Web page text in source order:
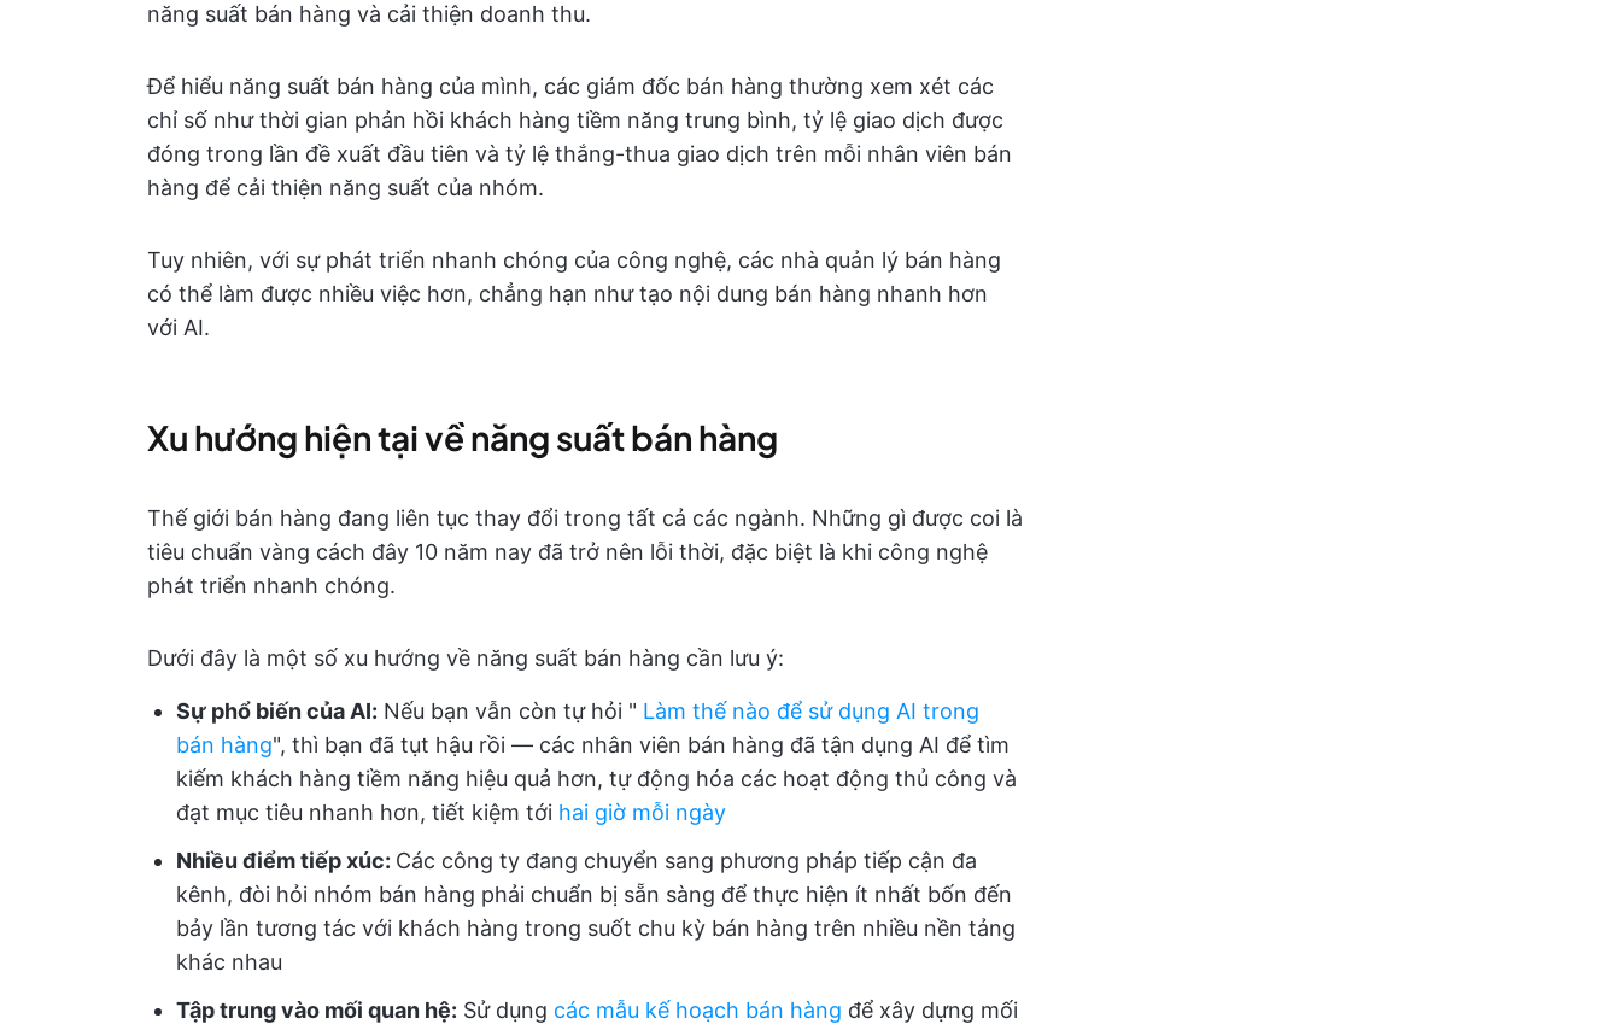
năng suất bán hàng và cải thiện doanh thu.
Để hiểu năng suất bán hàng của mình, các giám đốc bán hàng thường xem xét các
chỉ số như thời gian phản hồi khách hàng tiềm năng trung bình, tỷ lệ giao dịch được
đóng trong lần đề xuất đầu tiên và tỷ lệ thắng-thua giao dịch trên mỗi nhân viên bán
hàng để cải thiện năng suất của nhóm.
Tuy nhiên, với sự phát triển nhanh chóng của công nghệ, các nhà quản lý bán hàng
có thể làm được nhiều việc hơn, chẳng hạn như tạo nội dung bán hàng nhanh hơn
với AI.
Xu hướng hiện tại về năng suất bán hàng
Thế giới bán hàng đang liên tục thay đổi trong tất cả các ngành. Những gì được coi là
tiêu chuẩn vàng cách đây 10 năm nay đã trở nên lỗi thời, đặc biệt là khi công nghệ
phát triển nhanh chóng.
Dưới đây là một số xu hướng về năng suất bán hàng cần lưu ý:
Sự phổ biến của AI: Nếu bạn vẫn còn tự hỏi " Làm thế nào để sử dụng AI trong
bán hàng", thì bạn đã tụt hậu rồi — các nhân viên bán hàng đã tận dụng AI để tìm
kiếm khách hàng tiềm năng hiệu quả hơn, tự động hóa các hoạt động thủ công và
đạt mục tiêu nhanh hơn, tiết kiệm tới hai giờ mỗi ngày
Nhiều điểm tiếp xúc: Các công ty đang chuyển sang phương pháp tiếp cận đa
kênh, đòi hỏi nhóm bán hàng phải chuẩn bị sẵn sàng để thực hiện ít nhất bốn đến
bảy lần tương tác với khách hàng trong suốt chu kỳ bán hàng trên nhiều nền tảng
khác nhau
Tập trung vào mối quan hệ: Sử dụng các mẫu kế hoạch bán hàng để xây dựng mối